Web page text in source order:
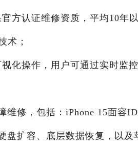
认证维修资质，平均10年以
术；
操作，用户可通过实时监控
修，包括：iPhone 15面容
盘扩容、底层数据恢复，以及